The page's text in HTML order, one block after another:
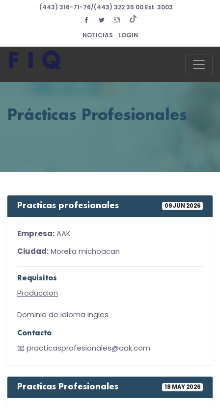
(443) 316-71-76/(443) 322 35 00 Ext. 3003
NOTICIAS LOGIN
F I Q
Prácticas Profesionales
Practicas profesionales 09 JUN 2026
Empresa:AAK
Ciudad:Morelia michoacan
Requisitos
Produccion
Dominio de idioma ingles
Contacto
📧 practicasprofesionales@aak.com
Practicas Profesionales 18 MAY 2026